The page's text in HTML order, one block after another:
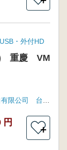
USB・外付HD
重慶 VM
円
＋